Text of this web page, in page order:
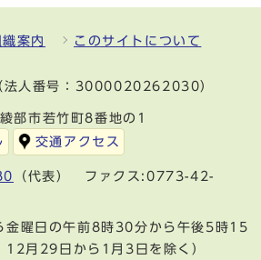
織案内 このサイトについて
法人番号：3000020262030）
部市若竹町8番地の1
交通アクセス
（代表） ファクス:0773-42-
曜日の午前8時30分から午後5時15
12月29日から1月3日を除く）